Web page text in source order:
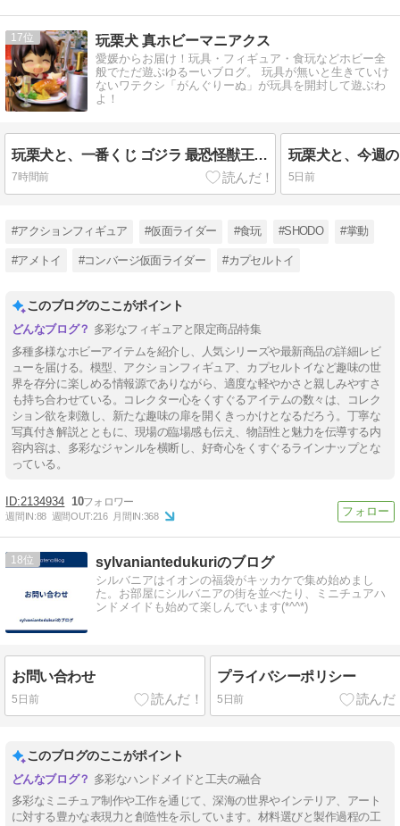
17 玩栗犬 真ホビーマニアクス
愛媛からお届け！玩具・フィギュア・食玩などホビー全
般でただ遊ぶゆるーいブログ。 玩具が無いと生きていけ
ないワテクシ「がんぐりーぬ」が玩具を開封して遊ぶわ
よ！
玩栗犬と、一番くじ ゴジラ 最恐怪獣王列伝 モンスターヘッドマグネット
7時間前 5日前
#アクションフィギュア #仮面ライダー #食玩 #SHODO #掌動
#アメトイ #コンバージ仮面ライダー #カプセルトイ
このブログのここがポイント
多彩なフィギュアと限定商品特集
多種多様なホビーアイテムを紹介し、人気シリーズや最新商品の詳細レビ
ューを届ける。模型、アクションフィギュア、カプセルトイなど趣味の世
界を存分に楽しめる情報源でありながら、適度な軽やかさと親しみやすさ
も持ち合わせている。コレクター心をくすぐるアイテムの数々は、コレク
ション欲を刺激し、新たな趣味の扉を開くきっかけとなるだろう。丁寧な
写真付き解説とともに、現場の臨場感も伝え、物語性と魅力を伝導する内
容内容は、多彩なジャンルを横断し、好奇心をくすぐるラインナップとな
っている。
2134934 10
週間IN:88 週間OUT:216 月間IN:368
18 sylvaniantedukuriのブログ
シルバニアはイオンの福袋がキッカケで集め始めまし
た。お部屋にシルバニアの街を並べたり、ミニチュアハ
ンドメイドも始めて楽しんでいます(*^^*)
お問い合わせ
5日前
プライバシーポリシー
5日前
このブログのここがポイント
多彩なハンドメイドと工夫の融合
多彩なミニチュア制作や工作を通じて、深海の世界やインテリア、アート
に対する豊かな表現力と創造性を示しています。材料選びと製作過程の工